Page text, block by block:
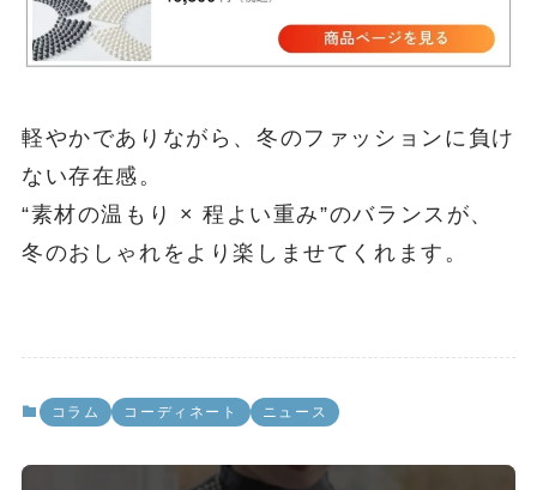
軽やかでありながら、冬のファッションに負け
ない存在感。
“素材の温もり × 程よい重み”のバランスが、
冬のおしゃれをより楽しませてくれます。
コラム コーディネート ニュース